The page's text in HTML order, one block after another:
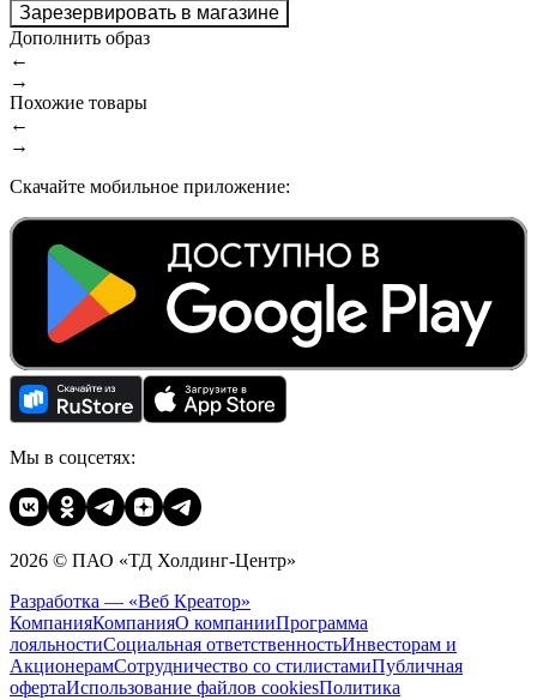
Зарезервировать в магазине
Дополнить образ
←
→
Похожие товары
←
→
Скачайте мобильное приложение:
Мы в соцсетях:
2026 © ПАО «ТД Холдинг-Центр»
Разработка — «Веб Креатор»
КомпанияКомпанияО компанииПрограмма
лояльностиСоциальная ответственностьИнвесторам и
АкционерамСотрудничество со стилистамиПубличная
офертаИспользование файлов cookiesПолитика